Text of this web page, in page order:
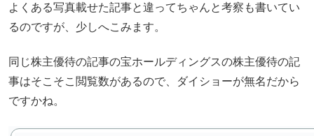
よくある写真載せた記事と違ってちゃんと考察も書いてい
るのですが、少しへこみます。
同じ株主優待の記事の宝ホールディングスの株主優待の記
事はそこそこ閲覧数があるので、ダイショーが無名だから
ですかね。